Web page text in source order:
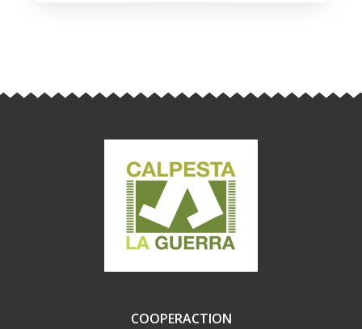
COOPERACTION